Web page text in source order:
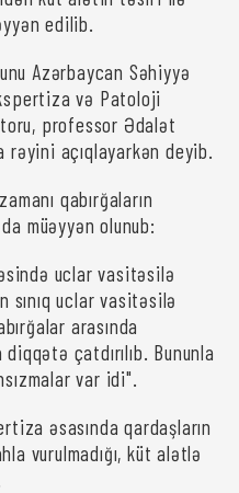
edilib.
Azərbaycan Səhiyyə
və Patoloji
professor Ədalət
açıqlayarkən deyib.
qabırğaların
müəyyən olunub:
uclar vasitəsilə
uclar vasitəsilə
arasında
çatdırılıb. Bununla
var idi".
əsasında qardaşların
vurulmadığı, küt alətlə